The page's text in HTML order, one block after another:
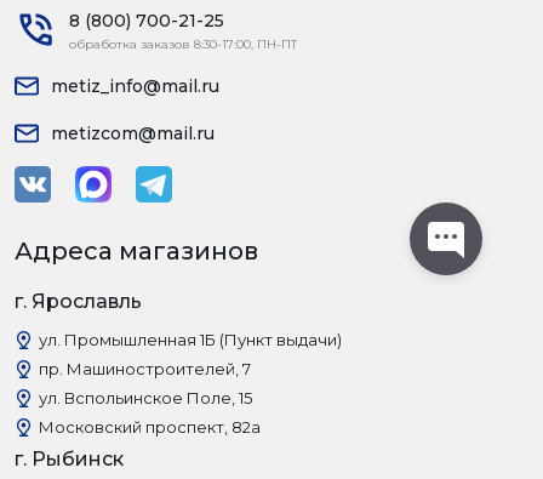
8 (800) 700-21-25
обработка заказов 8:30-17:00, ПН-ПТ
metiz_info@mail.ru
metizcom@mail.ru
Адреса магазинов
г. Ярославль
ул. Промышленная 1Б (Пункт выдачи)
пр. Машиностроителей, 7
ул. Вспольинское Поле, 15
Московский проспект, 82а
г. Рыбинск